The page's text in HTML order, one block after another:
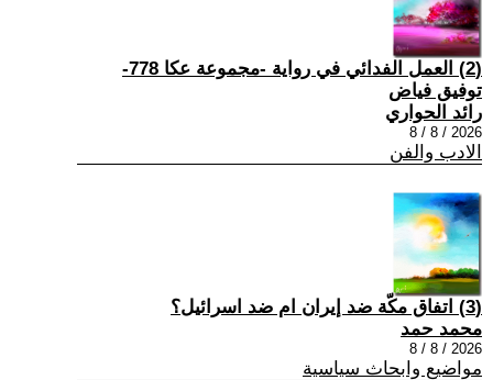
(2) العمل الفدائي في رواية -مجموعة عكا 778-
توفيق فياض
رائد الحواري
2026 / 8 / 8
الادب والفن
(3) اتفاق مكّة ضد إيران ام ضد اسرائيل؟
محمد حمد
2026 / 8 / 8
مواضيع وابحاث سياسية